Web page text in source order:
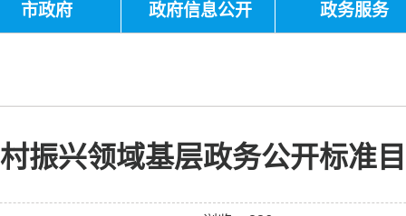
市政府 政府信息公开 政务服务
振兴领域基层政务公开标准